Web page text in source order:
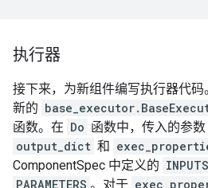
执行器
接下来，为新组件编写执行器代
新的
函数。在 Do 函数中，传入的参数
output_dict 和
ComponentSpec 中定义的 INPUTS
PARAMETERS 。对于